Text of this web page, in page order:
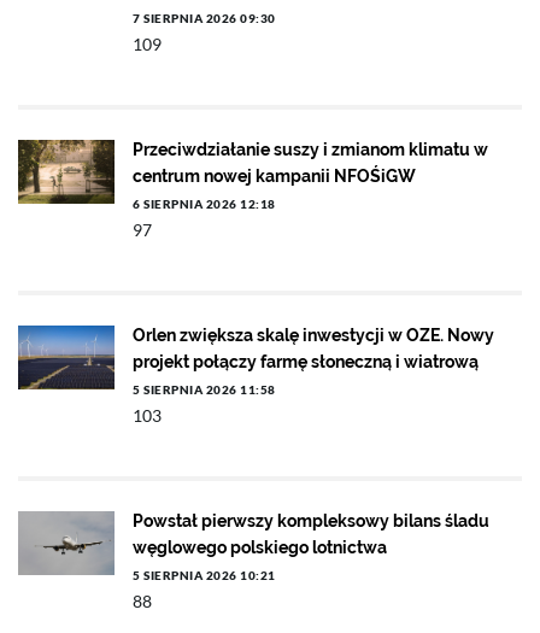
7 SIERPNIA 2026 09:30
109
Przeciwdziałanie suszy i zmianom klimatu w
centrum nowej kampanii NFOŚiGW
6 SIERPNIA 2026 12:18
97
Orlen zwiększa skalę inwestycji w OZE. Nowy
projekt połączy farmę słoneczną i wiatrową
5 SIERPNIA 2026 11:58
103
Powstał pierwszy kompleksowy bilans śladu
węglowego polskiego lotnictwa
5 SIERPNIA 2026 10:21
88